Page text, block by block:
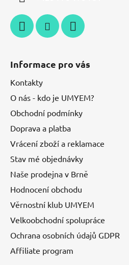
Informace pro vás
Kontakty
O nás - kdo je UMYEM?
Obchodní podmínky
Doprava a platba
Vrácení zboží a reklamace
Stav mé objednávky
Naše prodejna v Brně
Hodnocení obchodu
Věrnostní klub UMYEM
Velkoobchodní spolupráce
Ochrana osobních údajů GDPR
Affiliate program